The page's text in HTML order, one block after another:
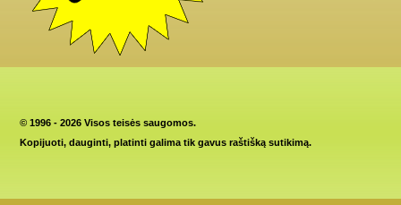
© 1996 - 2026 Visos teisės saugomos.
Kopijuoti, dauginti, platinti galima tik gavus raštišką sutikimą.